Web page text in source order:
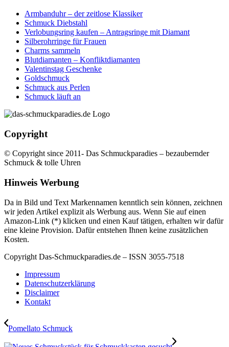
Armbanduhr – der zeitlose Klassiker
Schmuck Diebstahl
Verlobungsring kaufen – Antragsringe mit Diamant
Silberohrringe für Frauen
Charms sammeln
Blutdiamanten – Konfliktdiamanten
Valentinstag Geschenke
Goldschmuck
Schmuck aus Perlen
Schmuck läuft an
Copyright
© Copyright since 2011- Das Schmuckparadies – bezaubernder
Schmuck & tolle Uhren
Hinweis Werbung
Da in Bild und Text Markennamen kenntlich sein können, zeichnen
wir jeden Artikel explizit als Werbung aus. Wenn Sie auf einen
Amazon-Link (*) klicken und einen Kauf tätigen, erhalten wir dafür
eine kleine Provision. Dafür entstehen Ihnen keine zusätzlichen
Kosten.
Copyright Das-Schmuckparadies.de – ISSN 3055-7518
Impressum
Datenschutzerklärung
Disclaimer
Kontakt
Pomellato Schmuck